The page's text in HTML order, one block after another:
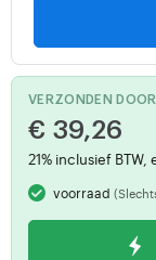
VERZONDEN
€ 39,26
21% inclusief BTW,
voorraad